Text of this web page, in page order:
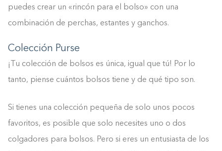
puedes crear un «rincón para el bolso» con una
combinación de perchas, estantes y ganchos.
Colección Purse
¡Tu colección de bolsos es única, igual que tú! Por lo
tanto, piense cuántos bolsos tiene y de qué tipo son.
Si tienes una colección pequeña de solo unos pocos
favoritos, es posible que solo necesites uno o dos
colgadores para bolsos. Pero si eres un entusiasta de los